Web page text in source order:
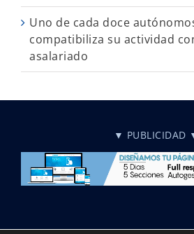
Uno de cada doce
compatibiliza su actividad
asalariado
▼ PUBLICIDAD